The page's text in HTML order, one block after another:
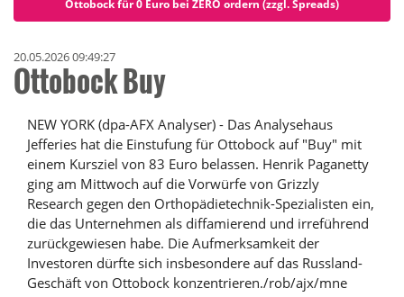
Ottobock für 0 Euro bei ZERO ordern (zzgl. Spreads)
20.05.2026 09:49:27
Ottobock Buy
NEW YORK (dpa-AFX Analyser) - Das Analysehaus
Jefferies hat die Einstufung für Ottobock auf "Buy" mit
einem Kursziel von 83 Euro belassen. Henrik Paganetty
ging am Mittwoch auf die Vorwürfe von Grizzly
Research gegen den Orthopädietechnik-Spezialisten ein,
die das Unternehmen als diffamierend und irreführend
zurückgewiesen habe. Die Aufmerksamkeit der
Investoren dürfte sich insbesondere auf das Russland-
Geschäft von Ottobock konzentrieren./rob/ajx/mne